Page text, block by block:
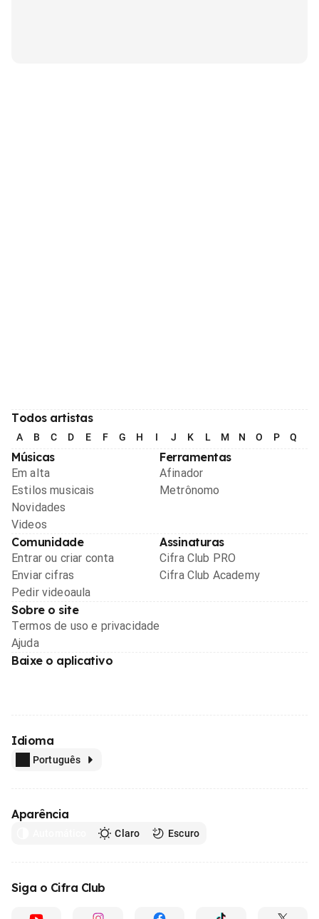
Todos artistas
A B C D E F G H I J K L M N O P Q
Músicas
Em alta
Estilos musicais
Novidades
Videos
Ferramentas
Afinador
Metrônomo
Comunidade
Entrar ou criar conta
Enviar cifras
Pedir videoaula
Assinaturas
Cifra Club PRO
Cifra Club Academy
Sobre o site
Termos de uso e privacidade
Ajuda
Baixe o aplicativo
Idioma
Português
Aparência
Claro Escuro
Siga o Cifra Club